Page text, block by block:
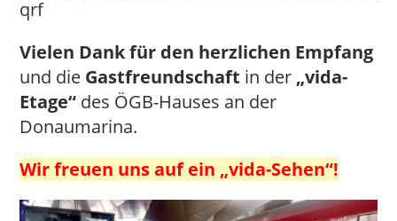
qrf
Vielen Dank für den herzlichen Empfang
und die Gastfreundschaft in der „vida-
Etage“ des ÖGB-Hauses an der
Donaumarina.
Wir freuen uns auf ein „vida-Sehen“!